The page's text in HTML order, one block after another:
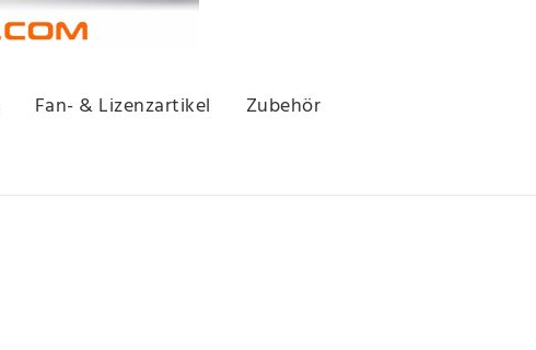
Fan- & Lizenzartikel
Zubehör